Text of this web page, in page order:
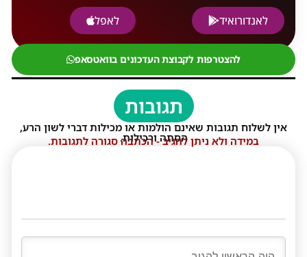
לאנדורואיד
לאפל
להצטרפות לקבוצת העדכונים בוואטסאפ
תגובות
אין לשלוח תגובות שאינם הולמות או מכילות דברי לשון הרע,
הסתה ורכילות.
במידה ולא ניתן להגיב - הכתבה סגורה לתגובות.